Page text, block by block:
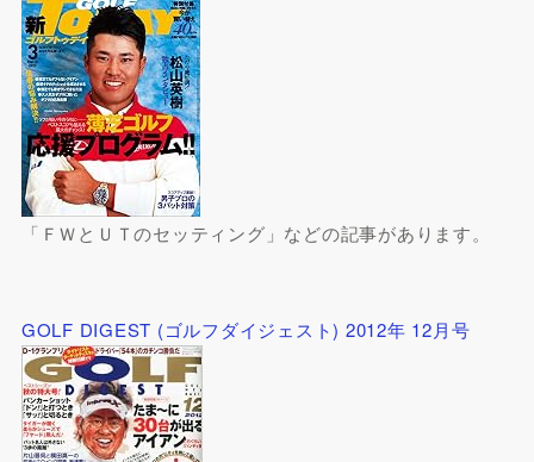
「ＦＷとＵＴのセッティング」などの記事があります。
GOLF DIGEST (ゴルフダイジェスト) 2012年 12月号